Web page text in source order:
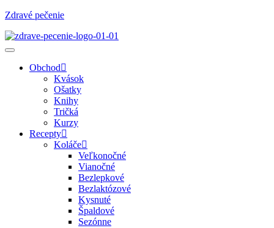
Zdravé pečenie
Obchod
Kvások
Ošatky
Knihy
Tričká
Kurzy
Recepty
Koláče
Veľkonočné
Vianočné
Bezlepkové
Bezlaktózové
Kysnuté
Špaldové
Sezónne